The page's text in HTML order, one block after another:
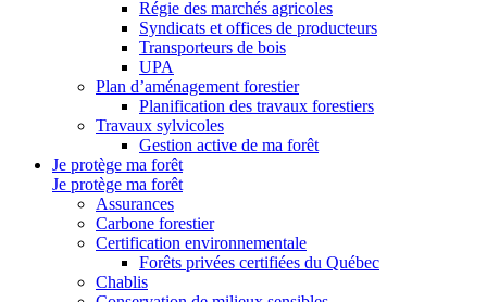
Régie des marchés agricoles
Syndicats et offices de producteurs
Transporteurs de bois
UPA
Plan d’aménagement forestier
Planification des travaux forestiers
Travaux sylvicoles
Gestion active de ma forêt
Je protège ma forêt
Je protège ma forêt
Assurances
Carbone forestier
Certification environnementale
Forêts privées certifiées du Québec
Chablis